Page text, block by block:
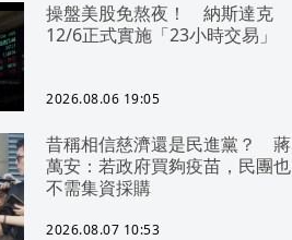
操盤美股免熬夜！ 納斯達克
12/6正式實施「23小時交易」
2026.08.06 19:05
昔稱相信慈濟還是民進黨？ 蔣
萬安：若政府買夠疫苗，民團也
不需集資採購
2026.08.07 10:53